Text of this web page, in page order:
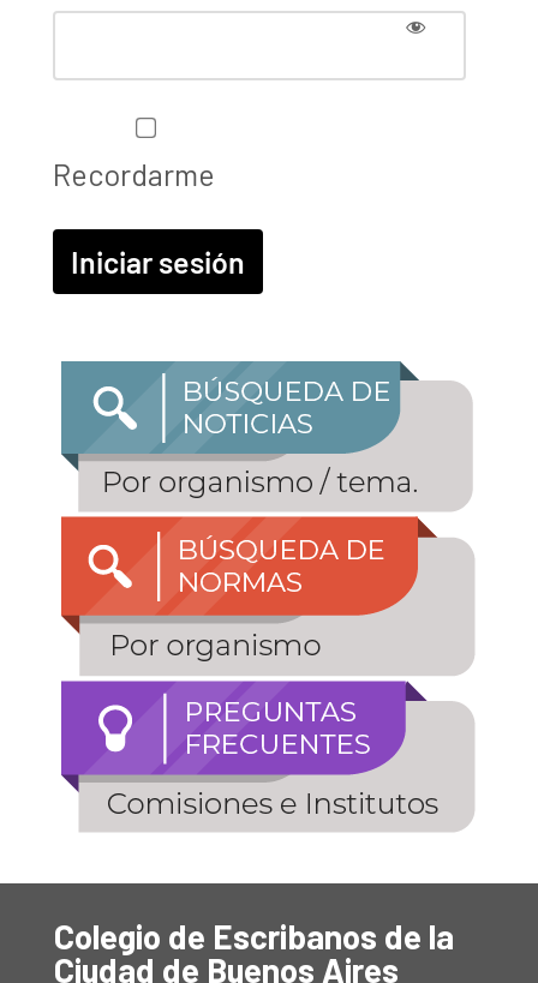
Recordarme
Colegio de Escribanos de la
Ciudad de Buenos Aires